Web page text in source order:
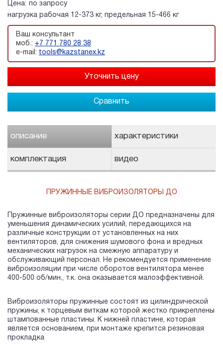
Цена:
по запросу
нагрузка рабочая 12-373 кг, предельная 15-466 кг
Ваш консультант
моб.: +7 771 780 28 38
e-mail: tools@kazstanex.kz
Сравнить
описание характеристики
комплектация видео
ПРУЖИННЫЕ ВИБРОИЗОЛЯТОРЫ ДО
Пружинные виброизоляторы серии ДО предназначены для
уменьшения динамических усилий, передающихся на
различные конструкции от установленных на них
вентиляторов, для снижения шумового фона и вредных
механических нагрузок на смежную аппаратуру и
обслуживающий персонал. Не рекомендуется применение
виброизоляции при числе оборотов вентилятора менее
400-500 об/мин., т.к. она оказывается малоэффективной.
Виброизоляторы пружинные состоят из цилиндрической
пружины, к торцевым виткам которой жестко прикреплены
штампованные пластины. К нижней пластине, которая
является основанием, при монтаже крепится резиновая
прокладка